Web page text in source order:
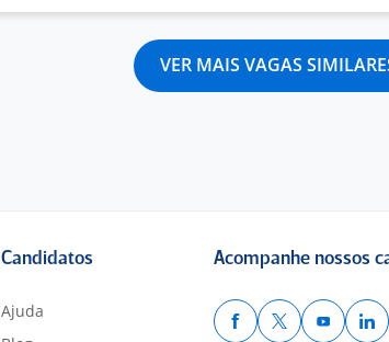
VER MAIS VAGAS
Candidatos
Ajuda
Acompanhe nossos